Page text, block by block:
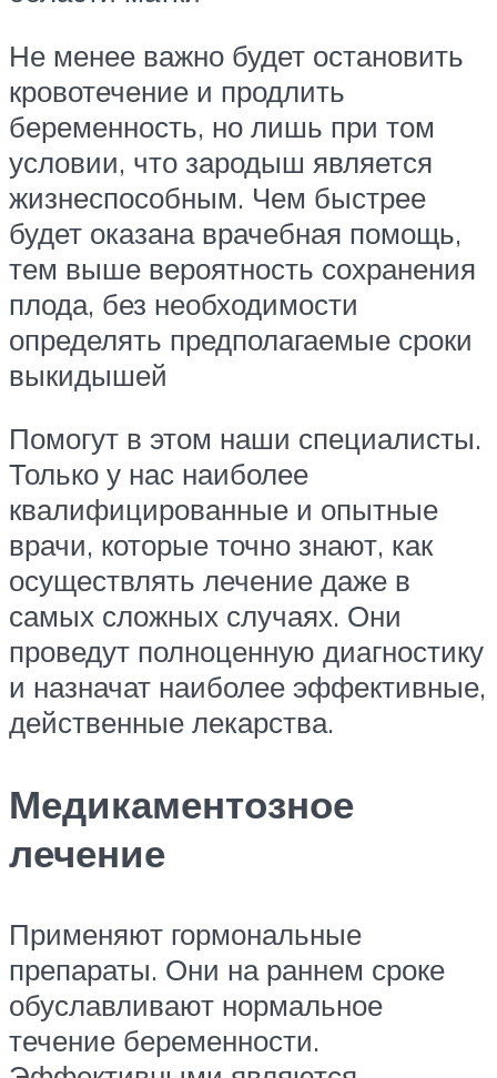
Не менее важно будет остановить
кровотечение и продлить
беременность, но лишь при том
условии, что зародыш является
жизнеспособным. Чем быстрее
будет оказана врачебная помощь,
тем выше вероятность сохранения
плода, без необходимости
определять предполагаемые сроки
выкидышей
Помогут в этом наши специалисты.
Только у нас наиболее
квалифицированные и опытные
врачи, которые точно знают, как
осуществлять лечение даже в
самых сложных случаях. Они
проведут полноценную диагностику
и назначат наиболее эффективные,
действенные лекарства.
Медикаментозное
лечение
Применяют гормональные
препараты. Они на раннем сроке
обуславливают нормальное
течение беременности.